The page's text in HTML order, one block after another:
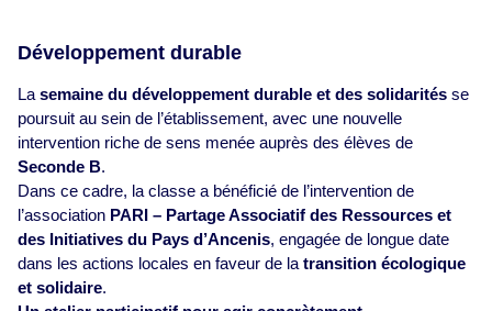
Développement durable
La semaine du développement durable et des solidarités se
poursuit au sein de l’établissement, avec une nouvelle
intervention riche de sens menée auprès des élèves de
Seconde B.
Dans ce cadre, la classe a bénéficié de l’intervention de
l’association PARI – Partage Associatif des Ressources et
des Initiatives du Pays d’Ancenis, engagée de longue date
dans les actions locales en faveur de la transition écologique
et solidaire.